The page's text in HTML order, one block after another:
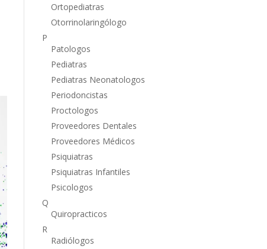
Ortopediatras
Otorrinolaringólogo
P
Patologos
Pediatras
Pediatras Neonatologos
Periodoncistas
Proctologos
Proveedores Dentales
Proveedores Médicos
Psiquiatras
Psiquiatras Infantiles
Psicologos
Q
Quiropracticos
R
Radiólogos